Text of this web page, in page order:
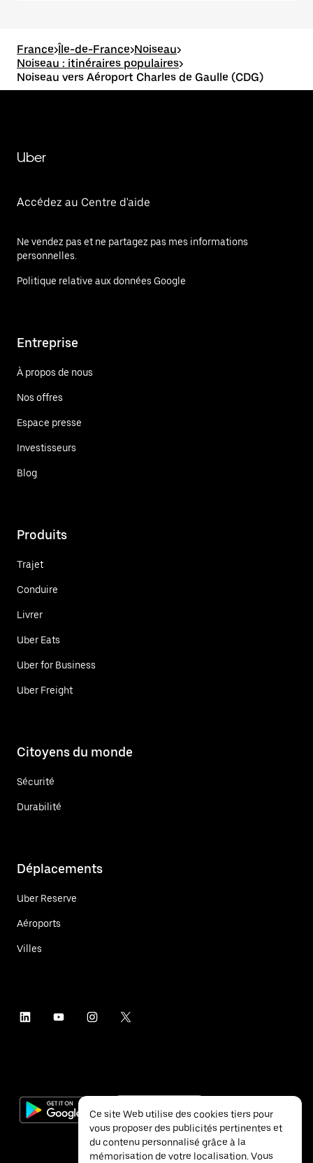
France>Île-de-France>Noiseau>
Noiseau : itinéraires populaires>
Noiseau vers Aéroport Charles de Gaulle (CDG)
Uber
Accédez au Centre d'aide
Ne vendez pas et ne partagez pas mes informations
personnelles.
Politique relative aux données Google
Entreprise
À propos de nous
Nos offres
Espace presse
Investisseurs
Blog
Produits
Trajet
Conduire
Livrer
Uber Eats
Uber for Business
Uber Freight
Citoyens du monde
Sécurité
Durabilité
Déplacements
Uber Reserve
Aéroports
Villes
Ce site Web utilise des cookies tiers pour
vous proposer des publicités pertinentes et
du contenu personnalisé grâce à la
mémorisation de votre localisation. Vous